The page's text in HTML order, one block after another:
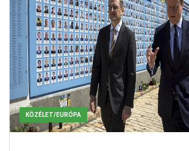
KÖZÉLET/EURÓPA